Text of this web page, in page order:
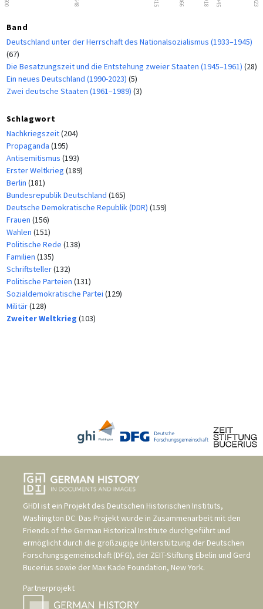
Band
Deutschland unter der Herrschaft des Nationalsozialismus (1933–1945)
(67)
Die Besatzungszeit und die Entstehung zweier Staaten (1945–1961) (28)
Ein neues Deutschland (1990-2023) (5)
Zwei deutsche Staaten (1961–1989) (3)
Schlagwort
Nachkriegszeit(204)
Propaganda (195)
Antisemitismus (193)
Erster Weltkrieg (189)
Berlin (181)
Bundesrepublik Deutschland (165)
Deutsche Demokratische Republik (DDR) (159)
Frauen (156)
Wahlen (151)
Politische Rede (138)
Familien (135)
Schriftsteller(132)
Politische Parteien (131)
Sozialdemokratische Partei (129)
Militär(128)
Zweiter Weltkrieg (103)
GHDI ist ein Projekt des Deutschen Historischen Instituts,
Washington DC. Das Projekt wurde in Zusammenarbeit mit den
Friends of the German Historical Institute durchgeführt und
ermöglicht durch die großzügige Unterstützung der Deutschen
Forschungsgemeinschaft (DFG), der ZEIT-Stiftung Ebelin und Gerd
Bucerius sowie der Max Kade Foundation, New York.
Partnerprojekt